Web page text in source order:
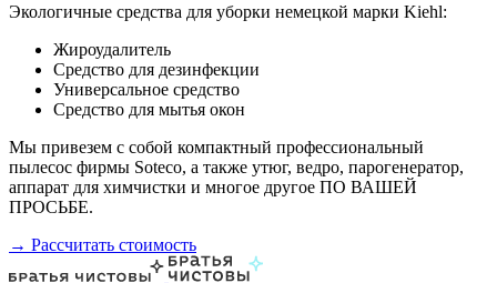
Экологичные средства для уборки немецкой марки Kiehl:
Жироудалитель
Средство для дезинфекции
Универсальное средство
Средство для мытья окон
Мы привезем с собой компактный профессиональный
пылесос фирмы Soteco, а также утюг, ведро, парогенератор,
аппарат для химчистки и многое другое ПО ВАШЕЙ
ПРОСЬБЕ.
→ Рассчитать стоимость